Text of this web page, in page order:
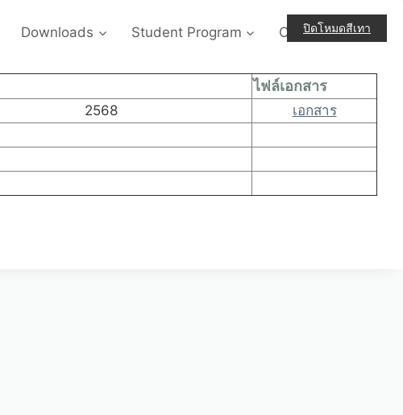
Downloads Student Program Contact-Us
ไฟล์เอกสาร
2568 เอกสาร
ปิดโหมดสีเทา